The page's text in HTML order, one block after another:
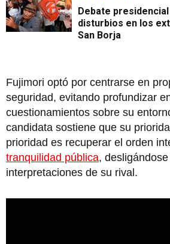
Debate
disturbios en los
San Borja
Fujimori optó por centrarse en
seguridad, evitando profundizar
cuestionamientos sobre su
candidata sostiene que su
prioridad es recuperar el orden
tranquilidad pública,
interpretaciones de su rival.